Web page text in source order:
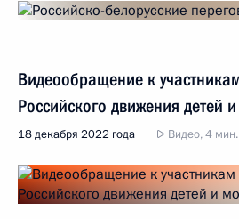
Видеообращение к
Российского движения детей
18 декабря 2022 года Видео, 4 мин.